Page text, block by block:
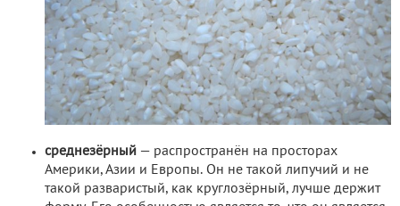
среднезёрный — распространён на просторах
Америки, Азии и Европы. Он не такой липучий и не
такой разваристый, как круглозёрный, лучше держит